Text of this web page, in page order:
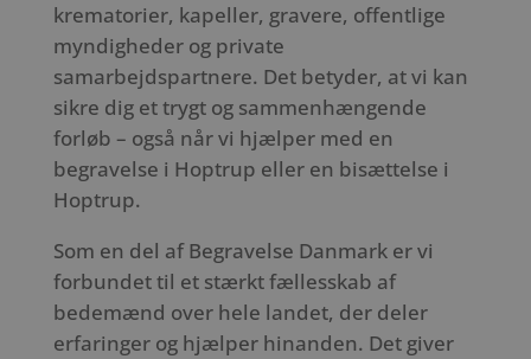
krematorier, kapeller, gravere, offentlige
myndigheder og private
samarbejdspartnere. Det betyder, at vi kan
sikre dig et trygt og sammenhængende
forløb – også når vi hjælper med en
begravelse i Hoptrup eller en bisættelse i
Hoptrup.
Som en del af Begravelse Danmark er vi
forbundet til et stærkt fællesskab af
bedemænd over hele landet, der deler
erfaringer og hjælper hinanden. Det giver